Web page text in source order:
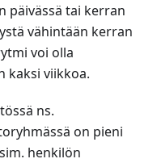
päivässä tai kerran
vähintään kerran
voi olla
kaksi viikkoa.
ns.
on pieni
henkilön